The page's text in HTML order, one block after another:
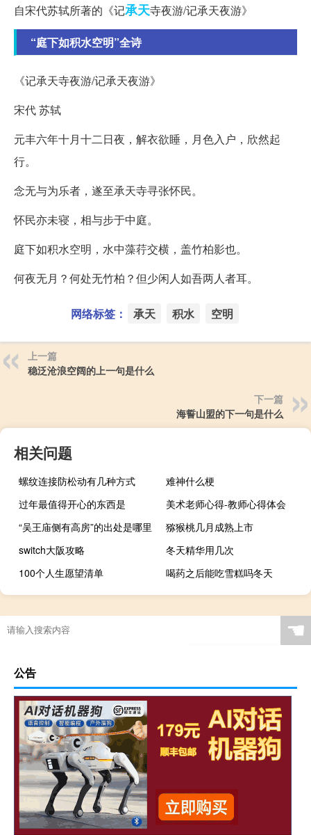
自宋代苏轼所著的《记承天寺夜游/记承天夜游》
“庭下如积水空明”全诗
《记承天寺夜游/记承天夜游》
宋代 苏轼
元丰六年十月十二日夜，解衣欲睡，月色入户，欣然起
行。
念无与为乐者，遂至承天寺寻张怀民。
怀民亦未寝，相与步于中庭。
庭下如积水空明，水中藻荇交横，盖竹柏影也。
何夜无月？何处无竹柏？但少闲人如吾两人者耳。
网络标签： 承天 积水 空明
上一篇
稳泛沧浪空阔的上一句是什么
下一篇
海誓山盟的下一句是什么
相关问题
螺纹连接防松动有几种方式
难神什么梗
过年最值得开心的东西是
美术老师心得-教师心得体会
“吴王庙侧有高房”的出处是哪里
猕猴桃几月成熟上市
switch大阪攻略
冬天精华用几次
100个人生愿望清单
喝药之后能吃雪糕吗冬天
☚
公告